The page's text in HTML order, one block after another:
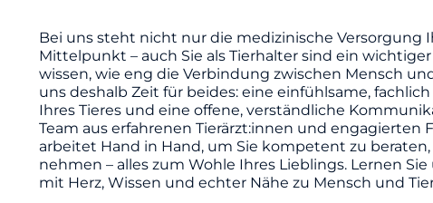
Bei uns steht nicht nur die medizinische Versorgung
Mittelpunkt – auch Sie als Tierhalter sind ein wichtiger
wissen, wie eng die Verbindung zwischen Mensch
uns deshalb Zeit für beides: eine einfühlsame,
Ihres Tieres und eine offene, verständliche
Team aus erfahrenen Tierärzt:innen und engagierten
arbeitet Hand in Hand, um Sie kompetent zu
nehmen – alles zum Wohle Ihres Lieblings. Lernen
mit Herz, Wissen und echter Nähe zu Mensch und